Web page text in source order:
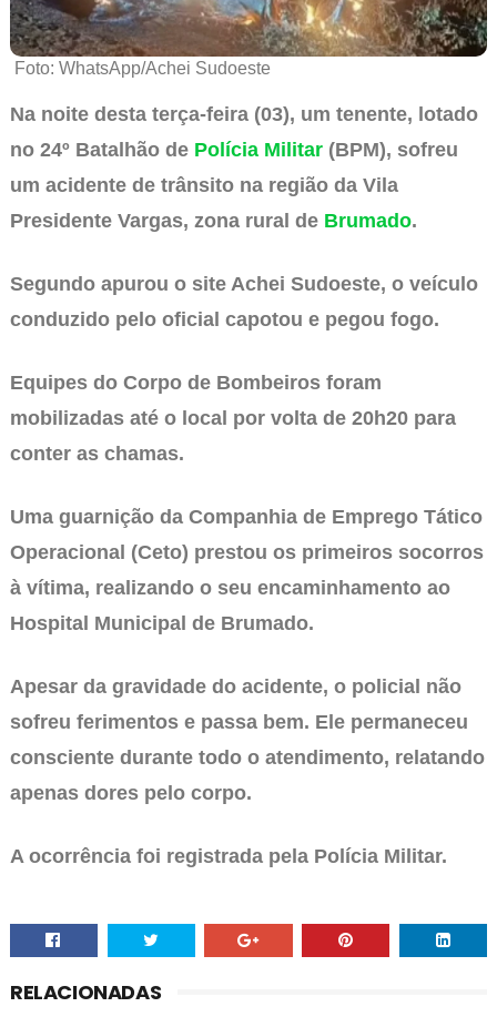
Foto: WhatsApp/Achei Sudoeste
Na noite desta terça-feira (03), um tenente, lotado
no 24º Batalhão de Polícia Militar(BPM), sofreu
um acidente de trânsito na região da Vila
Presidente Vargas, zona rural de Brumado.
Segundo apurou o site Achei Sudoeste, o veículo
conduzido pelo oficial capotou e pegou fogo.
Equipes do Corpo de Bombeiros foram
mobilizadas até o local por volta de 20h20 para
conter as chamas.
Uma guarnição da Companhia de Emprego Tático
Operacional (Ceto) prestou os primeiros socorros
à vítima, realizando o seu encaminhamento ao
Hospital Municipal de Brumado.
Apesar da gravidade do acidente, o policial não
sofreu ferimentos e passa bem. Ele permaneceu
consciente durante todo o atendimento, relatando
apenas dores pelo corpo.
A ocorrência foi registrada pela Polícia Militar.
RELACIONADAS